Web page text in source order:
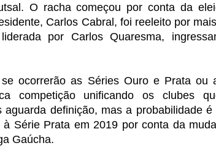
O racha começou por conta da
Carlos Cabral, foi reeleito por
por Carlos Quaresma,
ocorrerão as Séries Ouro e Prata ou
competição unificando os clubes
aguarda definição, mas a probabilidade
Série Prata em 2019 por conta da
Gaúcha.